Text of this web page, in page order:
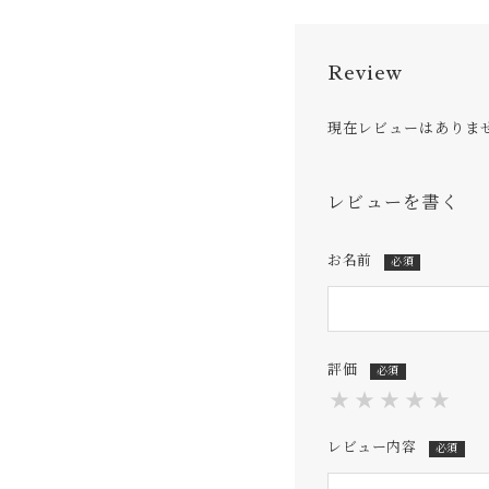
Review
現在レビューはありま
レビューを書く
お名前 必須
評価 必須
★
★
★
★
★
レビュー内容 必須